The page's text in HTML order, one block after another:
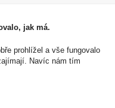
jak má.
prohlížel a vše fungovalo
Navíc nám tím